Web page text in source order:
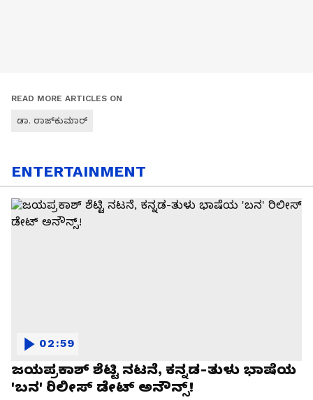
READ MORE ARTICLES ON
ಡಾ. ರಾಜ್‌ಕುಮಾರ್
ENTERTAINMENT
ಜಯಪ್ರಕಾಶ್ ಶೆಟ್ಟಿ ನಟನೆ, ಕನ್ನಡ-ತುಳು ಭಾಷೆಯ
'ಬನ' ರಿಲೀಸ್ ಡೇಟ್ ಅನೌನ್ಸ್!
02:59